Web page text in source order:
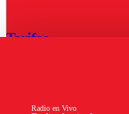
Radio en Vivo
Tarifas